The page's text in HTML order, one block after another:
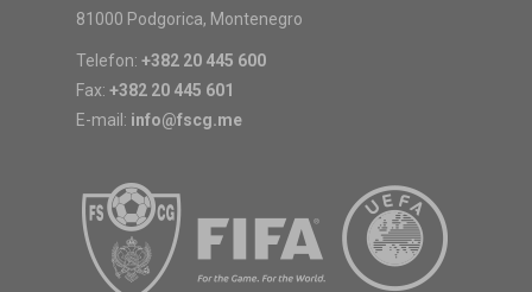
81000 Podgorica, Montenegro
Telefon: +382 20 445 600
Fax: +382 20 445 601
E-mail: info@fscg.me